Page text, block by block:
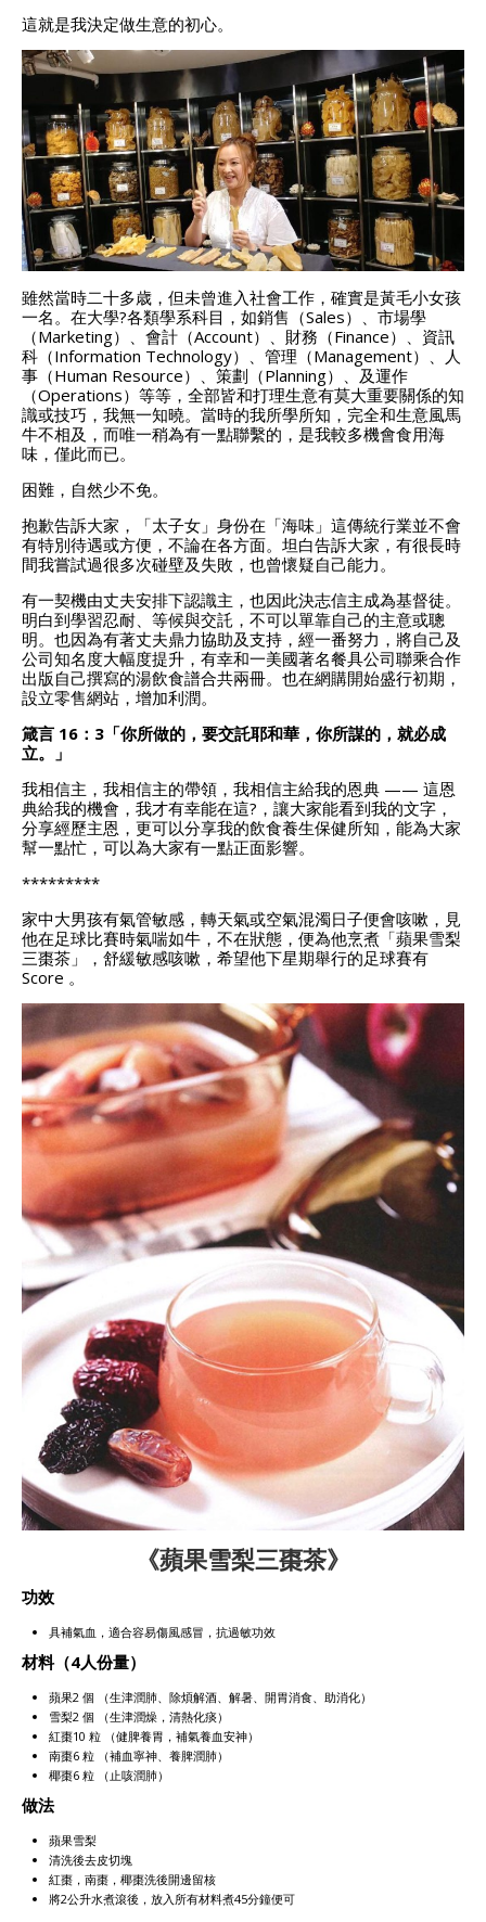
這就是我決定做生意的初心。
雖然當時二十多歳，但未曾進入社會工作，確實是黃毛小女孩
一名。在大學?各類學系科目，如銷售（Sales）、市場學
（Marketing）、會計（Account）、財務（Finance）、資訊
科（Information Technology）、管理（Management）、人
事（Human Resource）、策劃（Planning）、及運作
（Operations）等等，全部皆和打理生意有莫大重要關係的知
識或技巧，我無一知曉。當時的我所學所知，完全和生意風馬
牛不相及，而唯一稍為有一點聯繫的，是我較多機會食用海
味，僅此而已。
困難，自然少不免。
抱歉告訴大家，「太子女」身份在「海味」這傳統行業並不會
有特別待遇或方便，不論在各方面。坦白告訴大家，有很長時
間我嘗試過很多次碰壁及失敗，也曾懷疑自己能力。
有一契機由丈夫安排下認識主，也因此決志信主成為基督徒。
明白到學習忍耐、等候與交託，不可以單靠自己的主意或聰
明。也因為有著丈夫鼎力協助及支持，經一番努力，將自己及
公司知名度大幅度提升，有幸和一美國著名餐具公司聯乘合作
出版自己撰寫的湯飲食譜合共兩冊。也在網購開始盛行初期，
設立零售網站，增加利潤。
箴言 16：3「你所做的，要交託耶和華，你所謀的，就必成
立。」
我相信主，我相信主的帶領，我相信主給我的恩典 —— 這恩
典給我的機會，我才有幸能在這?，讓大家能看到我的文字，
分享經歷主恩，更可以分享我的飲食養生保健所知，能為大家
幫一點忙，可以為大家有一點正面影響。
*********
家中大男孩有氣管敏感，轉天氣或空氣混濁日子便會咳嗽，見
他在足球比賽時氣喘如牛，不在狀態，便為他烹煮「蘋果雪梨
三棗茶」，舒緩敏感咳嗽，希望他下星期舉行的足球賽有
Score 。
《蘋果雪梨三棗茶》
功效
具補氣血，適合容易傷風感冒，抗過敏功效
材料（4人份量）
蘋果2 個 （生津潤肺、除煩解酒、解暑、開胃消食、助消化）
雪梨2 個 （生津潤燥，清熱化痰）
紅棗10 粒 （健脾養胃，補氣養血安神）
南棗6 粒 （補血寧神、養脾潤肺）
椰棗6 粒 （止咳潤肺）
做法
蘋果雪梨
清洗後去皮切塊
紅棗，南棗，椰棗洗後開邊留核
將2公升水煮滾後，放入所有材料煮45分鐘便可